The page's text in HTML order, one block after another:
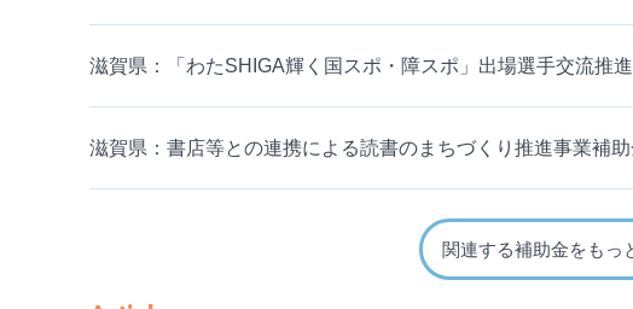
滋賀県：「わたSHIGA輝く国スポ・障スポ」出場選手交流推
滋賀県：書店等との連携による読書のまちづくり推進事業補助
関連する補助金をもっ